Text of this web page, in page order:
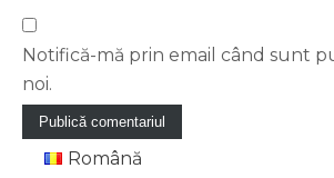
Notifică-mă prin email când sunt
noi.
Română